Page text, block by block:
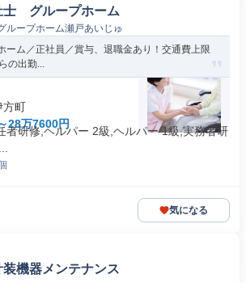
グループホーム
ープホーム瀬戸あいじゅ
ーム／正社員／賞与、退職金あり！交通費上限
の出勤...
方町
28万7600円
者研修,ヘルパー 2級,ヘルパー 1級,実務者研
気になる
機器メンテナンス